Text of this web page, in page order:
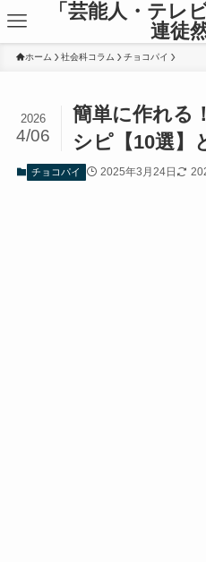
「芸能人・テレ
連徒
ホーム 社会科コラム チョコパイ
簡単に作れる
シピ【10選】
2026
4/06
チョコパイ 2025年3月24日